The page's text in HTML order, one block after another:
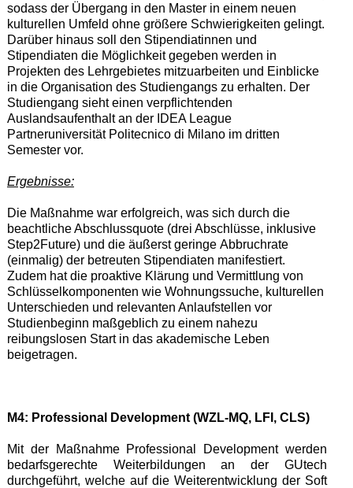
sodass der Übergang in den Master in einem neuen
kulturellen Umfeld ohne größere Schwierigkeiten gelingt.
Darüber hinaus soll den Stipendiatinnen und
Stipendiaten die Möglichkeit gegeben werden in
Projekten des Lehrgebietes mitzuarbeiten und Einblicke
in die Organisation des Studiengangs zu erhalten. Der
Studiengang sieht einen verpflichtenden
Auslandsaufenthalt an der IDEA League
Partneruniversität Politecnico di Milano im dritten
Semester vor.
Ergebnisse:
Die Maßnahme war erfolgreich, was sich durch die
beachtliche Abschlussquote (drei Abschlüsse, inklusive
Step2Future) und die äußerst geringe Abbruchrate
(einmalig) der betreuten Stipendiaten manifestiert.
Zudem hat die proaktive Klärung und Vermittlung von
Schlüsselkomponenten wie Wohnungssuche, kulturellen
Unterschieden und relevanten Anlaufstellen vor
Studienbeginn maßgeblich zu einem nahezu
reibungslosen Start in das akademische Leben
beigetragen.
M4: Professional Development (WZL-MQ, LFI, CLS)
Mit der Maßnahme Professional Development werden
bedarfsgerechte Weiterbildungen an der GUtech
durchgeführt, welche auf die Weiterentwicklung der Soft